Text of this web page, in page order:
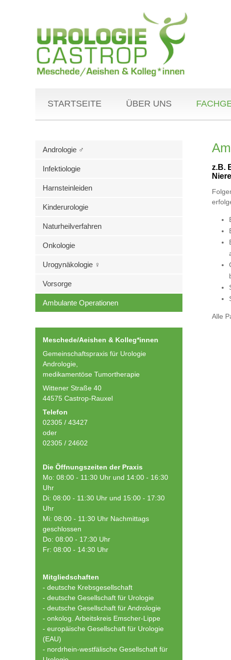
STARTSEITE ÜBER UNS
Andrologie ♂
Infektiologie
Harnsteinleiden
Kinderurologie
Naturheilverfahren
Onkologie
Urogynäkologie ♀
Vorsorge
Ambulante Operationen
Meschede/Aeishen & Kolleg*innen
Gemeinschaftspraxis für Urologie
Andrologie,
medikamentöse Tumortherapie
Wittener Straße 40
44575 Castrop-Rauxel
Telefon
02305 / 43427
oder
02305 / 24602
Die Öffnungszeiten der Praxis
Mo: 08:00 - 11:30 Uhr und 14:00 - 16:30
Uhr
Di: 08:00 - 11:30 Uhr und 15:00 - 17:30
Uhr
Mi: 08:00 - 11:30 Uhr Nachmittags
geschlossen
Do: 08:00 - 17:30 Uhr
Fr: 08:00 - 14:30 Uhr
Mitgliedschaften
- deutsche Krebsgesellschaft
- deutsche Gesellschaft für Urologie
- deutsche Gesellschaft für Andrologie
- onkolog. Arbeitskreis Emscher-Lippe
- europäische Gesellschaft für Urologie
(EAU)
- nordrhein-westfälische Gesellschaft für
z.B.
Alle